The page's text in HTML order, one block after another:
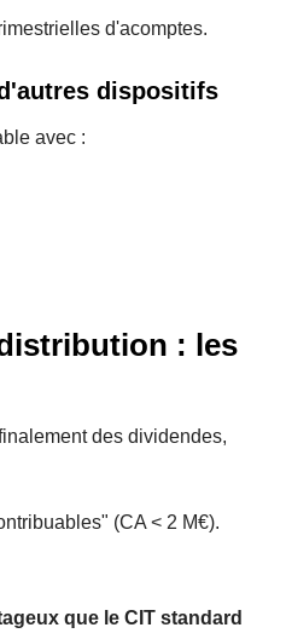
d'acomptes.
dispositifs
avec :
: les
des dividendes,
(CA < 2 M€).
que le CIT standard